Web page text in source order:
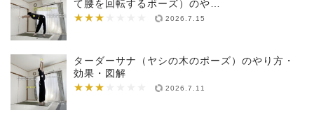
て腰を回転するポーズ）のや…
★★★
★★★★★★★ 2026.7.15
ターダーサナ（ヤシの木のポーズ）のやり方・
効果・図解
★★★
★★★★★★★ 2026.7.11